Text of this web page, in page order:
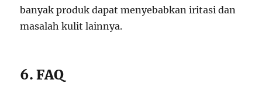
banyak produk dapat menyebabkan iritasi dan
masalah kulit lainnya.
6. FAQ